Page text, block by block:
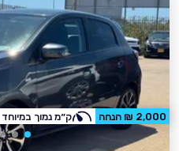
2,000 ₪ הנחה ק״מ נמוך במיוחד